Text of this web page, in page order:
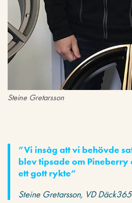
Steine Gretarsson
”Vi insåg att vi behövde
blev tipsade om Pineberry
ett gott rykte”
Steine Gretarsson, VD Däck365